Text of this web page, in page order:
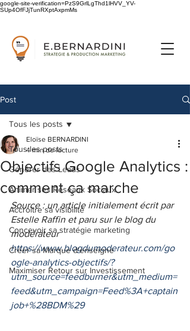
google-site-verification=PzS9GrlLgThd1lHVV_YV-
SUp4OfFJjTunRXptAxpmMs
Post
Tous les posts
Générer des Leads
Animer ses Réseaux Sociaux
Accroître sa visibilité
Concevoir sa stratégie marketing
Créer sa Marque d'enseigne
Maximiser Retour sur Investissement
Tous les posts
Objectifs Google Analytics :
comment ça marche
Eloïse BERNARDINI
4 min de lecture
Source : un article initialement écrit par
Estelle Raffin et paru sur le blog du
modérateur
https://www.blogdumoderateur.com/go
ogle-analytics-objectifs/?
utm_source=feedburner&utm_medium=
feed&utm_campaign=Feed%3A+captain
job+%28BDM%29